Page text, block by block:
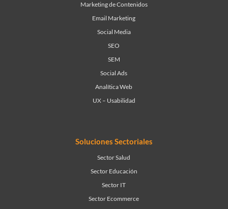
Marketing de Contenidos
Email Marketing
Social Media
SEO
SEM
Social Ads
Analítica Web
UX – Usabilidad
Soluciones Sectoriales
Sector Salud
Sector Educación
Sector IT
Sector Ecommerce